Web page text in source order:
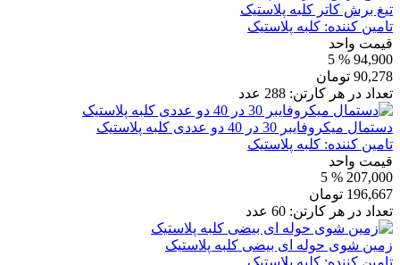
تیغ برش کاتر کلبه پلاستیک
تامین کننده: کلبه پلاستیک
قیمت واحد
94,900
% 5
90,278 تومان
تعداد در هر کارتن: 288 عدد
دستمال میکروفایبر 30 در 40 دو عددی کلبه پلاستیک
تامین کننده: کلبه پلاستیک
قیمت واحد
207,000
% 5
196,667 تومان
تعداد در هر کارتن: 60 عدد
زمین شوی حوله ای بیضی کلبه پلاستیک
تامین کننده: کلبه پلاستیک